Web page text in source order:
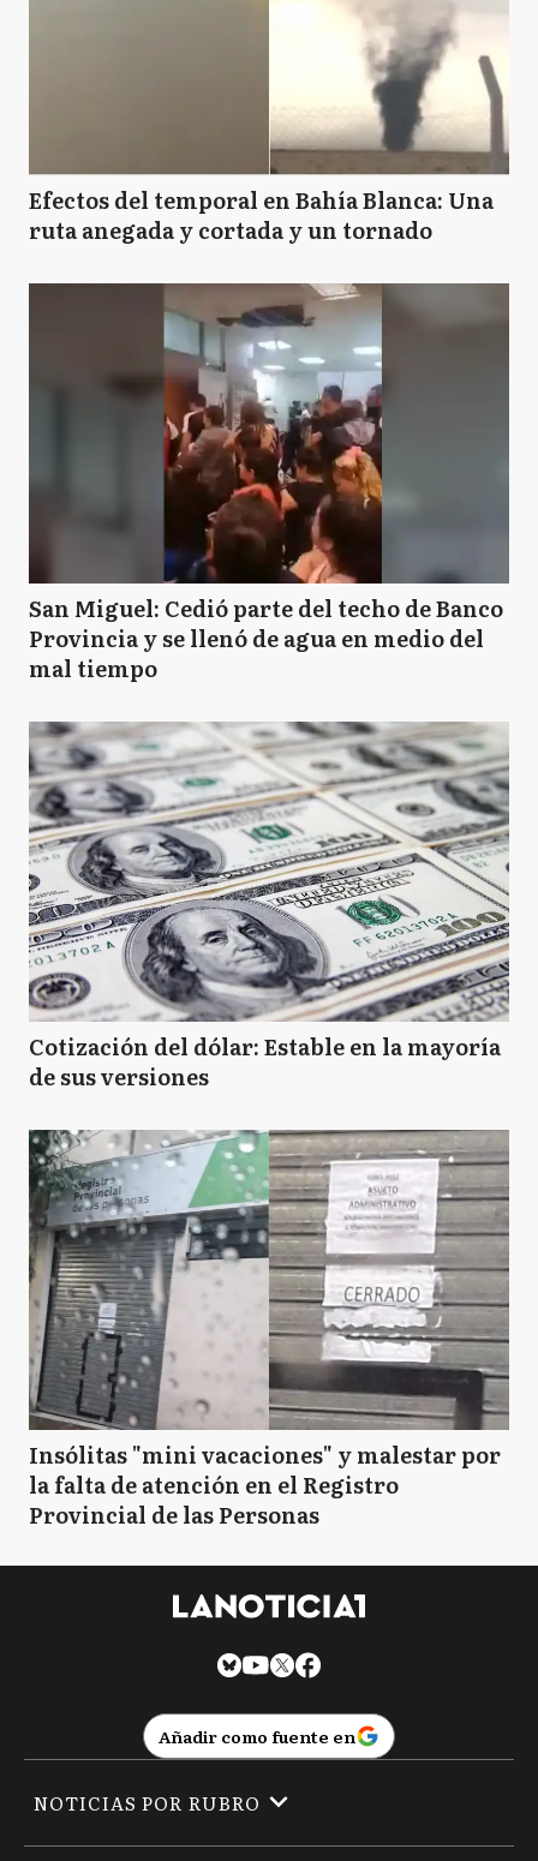
Efectos del temporal en Bahía Blanca: Una
ruta anegada y cortada y un tornado
San Miguel: Cedió parte del techo de Banco
Provincia y se llenó de agua en medio del
mal tiempo
Cotización del dólar: Estable en la mayoría
de sus versiones
Insólitas "mini vacaciones" y malestar por
la falta de atención en el Registro
Provincial de las Personas
Añadir como fuente en
NOTICIAS POR RUBRO